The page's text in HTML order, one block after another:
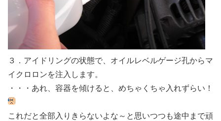
３．アイドリングの状態で、オイルレベルゲージ孔からマ
イクロロンを注入します。
・・・あれ、容器を傾けると、めちゃくちゃ入れずらい！
これだと全部入りきらないよな～と思いつつも途中まで頑